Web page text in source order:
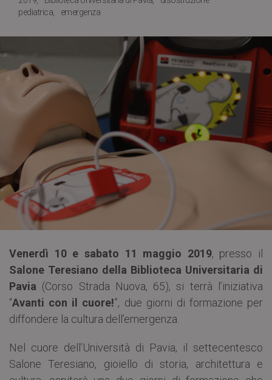
pediatrica
emergenza
Venerdì 10 e sabato 11 maggio 2019, presso il
Salone Teresiano della Biblioteca Universitaria di
Pavia (Corso Strada Nuova, 65), si terrà l’iniziativa
“Avanti con il cuore!”, due giorni di formazione per
diffondere la cultura dell’emergenza.
Nel cuore dell’Università di Pavia, il settecentesco
Salone Teresiano, gioiello di storia, architettura e